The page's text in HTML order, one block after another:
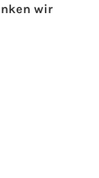
wir